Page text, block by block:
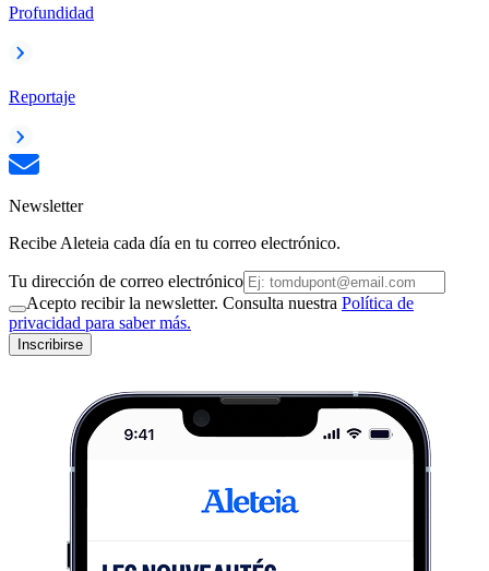
Profundidad
Reportaje
Newsletter
Recibe Aleteia cada día en tu correo electrónico.
Tu dirección de correo electrónico
Acepto recibir la newsletter. Consulta nuestra Política de
privacidad para saber más.
Inscribirse